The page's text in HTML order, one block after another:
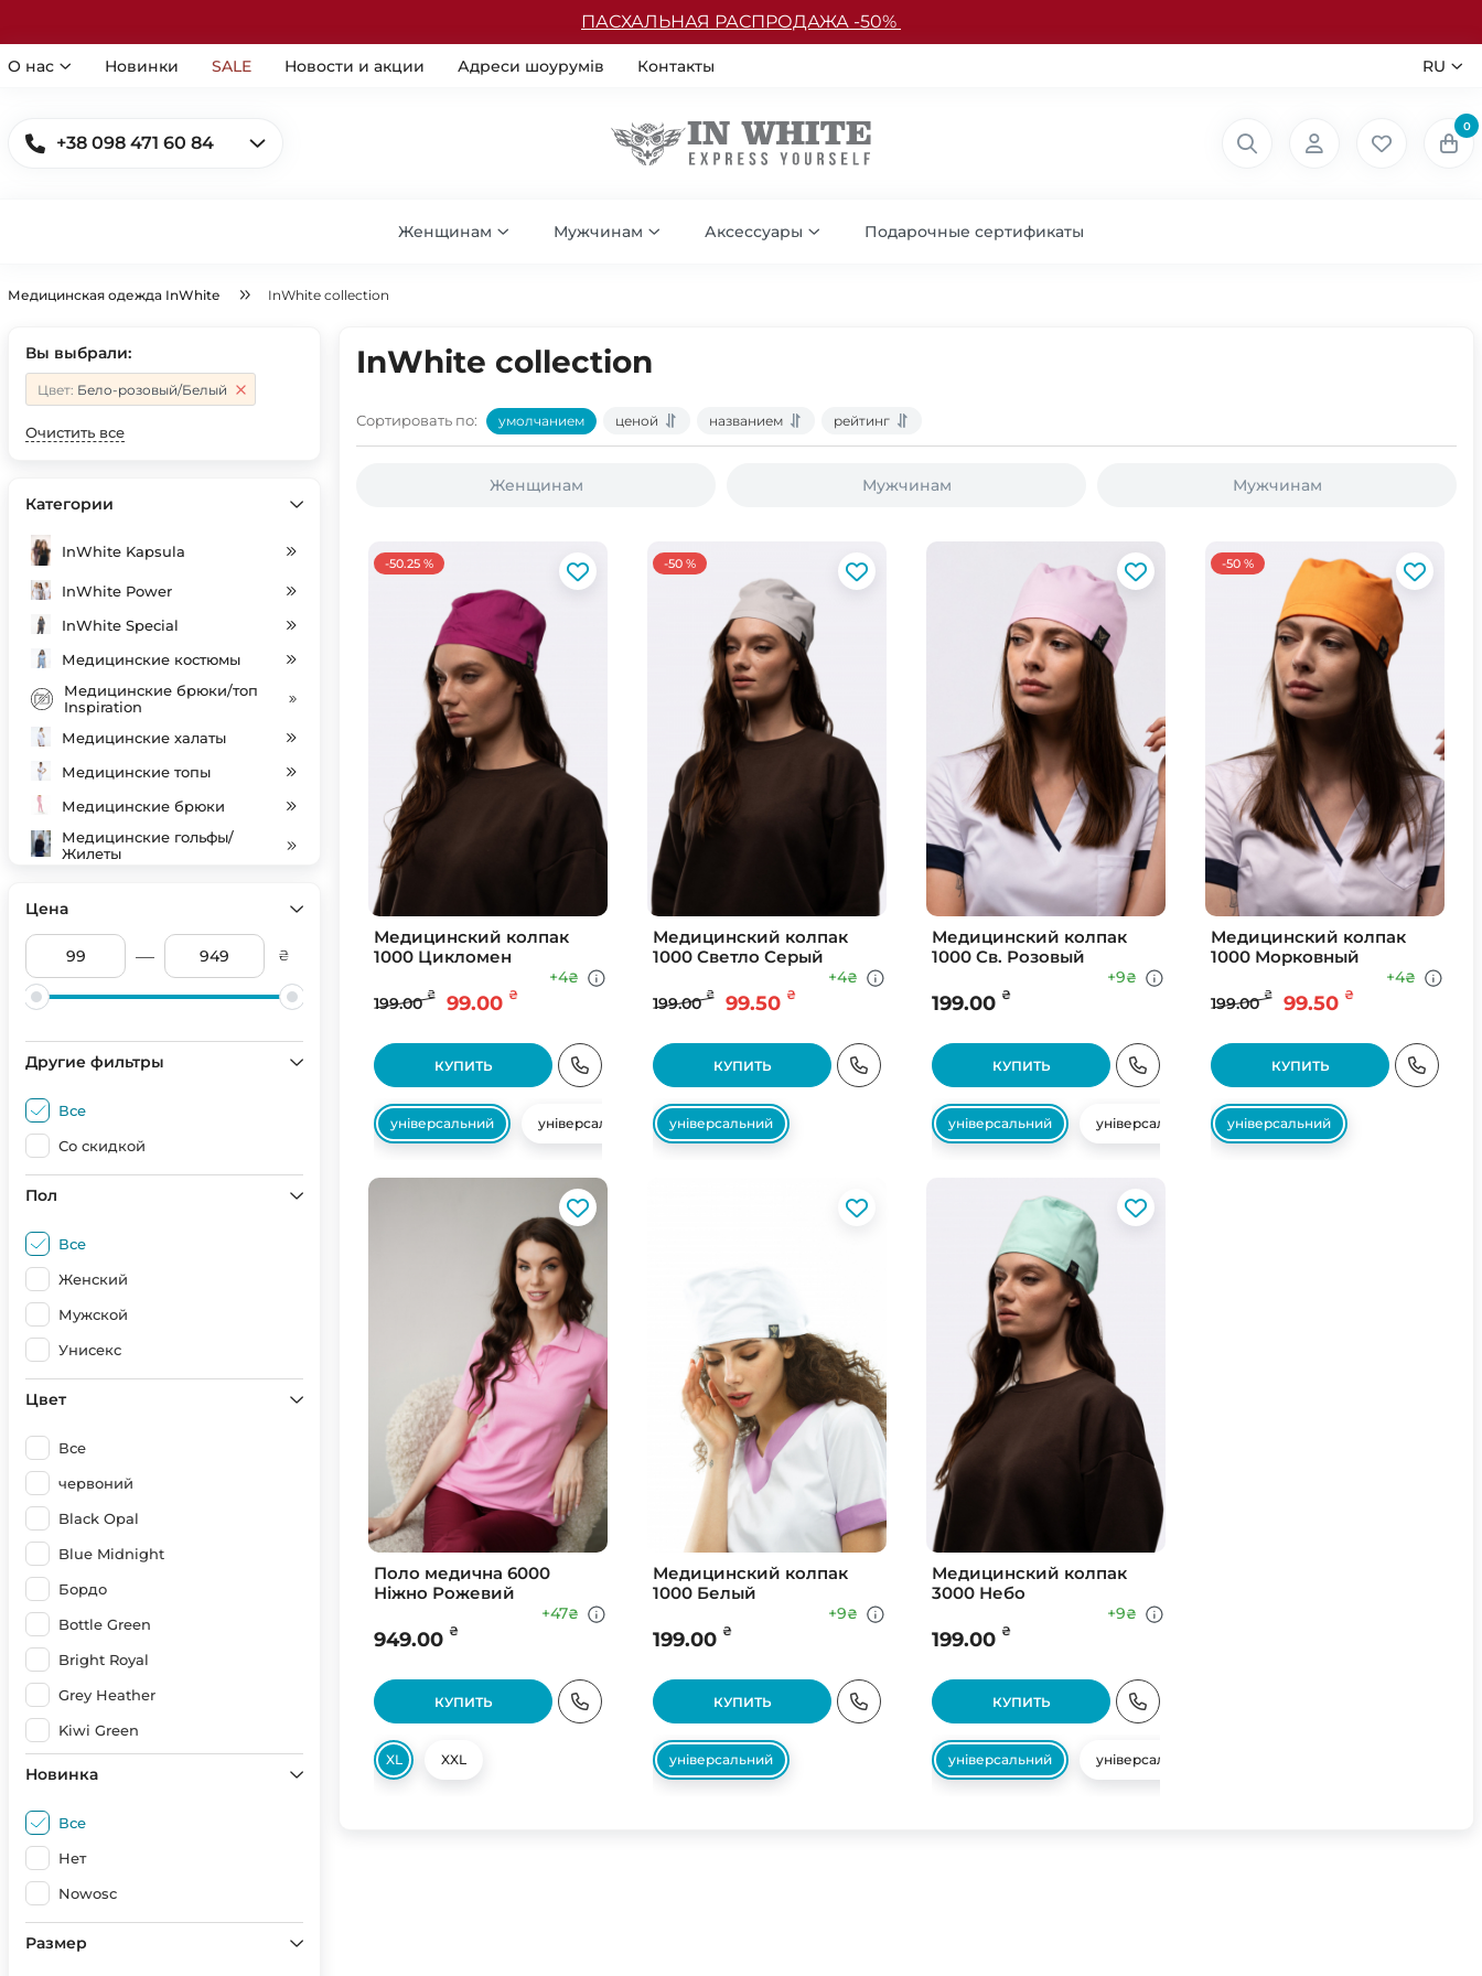
ПАСХАЛЬНАЯ РАСПРОДАЖА -50%
О нас Новинки SALE Новости и акции Адреси шоурумів Контакты RU
+38 098 471 60 84
0
Женщинам Мужчинам Аксессуары Подарочные сертификаты
Медицинская одежда InWhite InWhite collection
Вы выбрали:
Цвет: Бело-розовый/Белый
Очистить все
Категории
InWhite Kapsula
InWhite Power
InWhite Special
Медицинские костюмы
Медицинские брюки/топ
Inspiration
Медицинские халаты
Медицинские топы
Медицинские брюки
Медицинские гольфы/
Жилеты
Медицинские колпаки
SALE
Цена
— ₴
Другие фильтры
Все
Со скидкой
Пол
Все
Женский
Мужской
Унисекс
Цвет
Все
червоний
Black Opal
Blue Midnight
Бордо
Bottle Green
Bright Royal
Grey Heather
Kiwi Green
Red
Новинка
Все
Нет
Nowosc
Размер
InWhite collection
Сортировать по: умолчанием ценой названием рейтинг
Женщинам Мужчинам Мужчинам
-50.25 %
Медицинский колпак
1000 Цикломен
199.00 ₴ 99.00 ₴
+4₴
КУПИТЬ
універсальний універсальний
-50 %
Медицинский колпак
1000 Светло Серый
199.00 ₴ 99.50 ₴
+4₴
КУПИТЬ
універсальний
Медицинский колпак
1000 Св. Розовый
199.00 ₴
+9₴
КУПИТЬ
універсальний універсальний
-50 %
Медицинский колпак
1000 Морковный
199.00 ₴ 99.50 ₴
+4₴
КУПИТЬ
універсальний
Поло медична 6000
Ніжно Рожевий
949.00 ₴
+47₴
КУПИТЬ
XL XXL
Медицинский колпак
1000 Белый
199.00 ₴
+9₴
КУПИТЬ
універсальний
Медицинский колпак
3000 Небо
199.00 ₴
+9₴
КУПИТЬ
універсальний універсальний